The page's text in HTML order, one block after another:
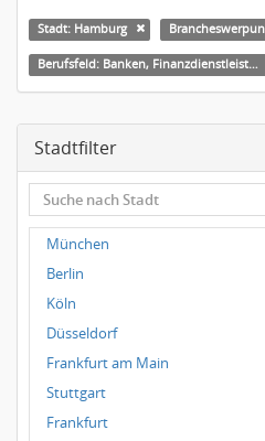
Stadt: Hamburg
Berufsfeld: Banken, Finanzdienstleister und Versicherungen Leitung, Teamleitung
Stadtfilter
München
Berlin
Köln
Düsseldorf
Frankfurt am Main
Stuttgart
Frankfurt